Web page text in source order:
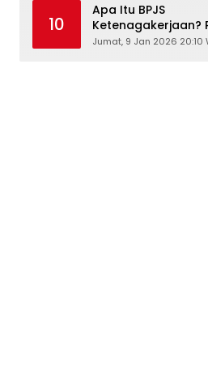
10
Apa Itu BPJS
Ketenagakerjaan?
Lengkap untuk
Jumat, 9 Jan 2026 20:10